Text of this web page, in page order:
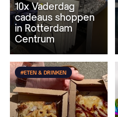
10x Vaderdag
cadeaus shoppen
in Rotterdam
Centrum
#ETEN & DRINKEN